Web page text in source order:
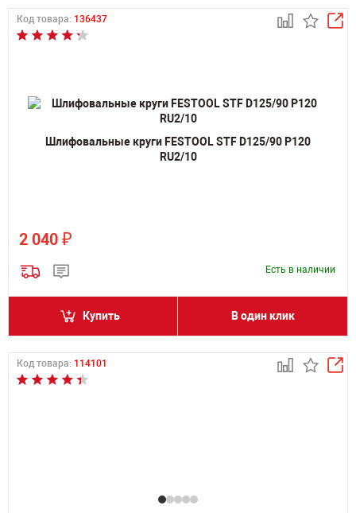
Код товара: 136437
Шлифовальные круги FESTOOL STF D125/90 P120
RU2/10
2 040 ₽
Есть в наличии
Купить В один клик
Код товара: 114101